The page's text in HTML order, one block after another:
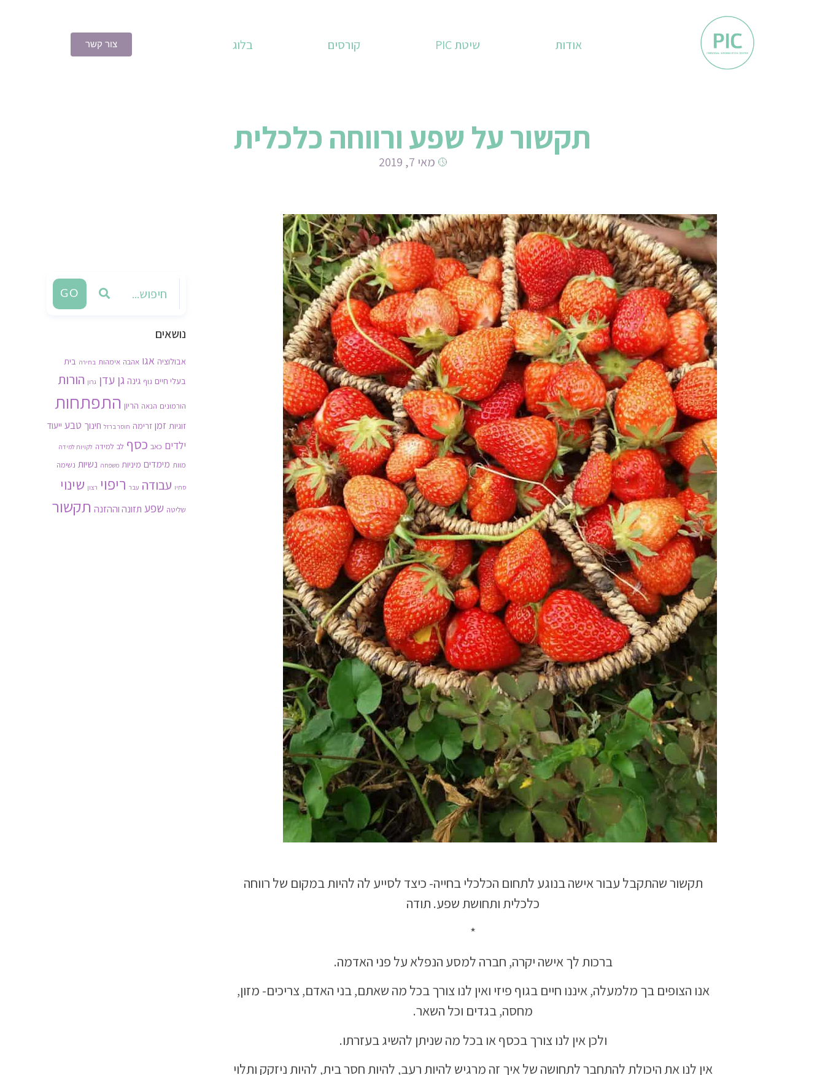
אודות שיטת PIC קורסים בלוג צור קשר
תקשור על שפע ורווחה כלכלית
מאי 7, 2019
תקשור שהתקבל עבור אישה בנוגע לתחום הכלכלי בחייה- כיצד לסייע לה להיות במקום של רווחה
כלכלית ותחושת שפע. תודה
*
ברכות לך אישה יקרה, חברה למסע הנפלא על פני האדמה.
אנו הצופים בך מלמעלה, איננו חיים בגוף פיזי ואין לנו צורך בכל מה שאתם, בני האדם, צריכים- מזון,
מחסה, בגדים וכל השאר.
ולכן אין לנו צורך בכסף או בכל מה שניתן להשיג בעזרתו.
אין לנו את היכולת להתחבר לתחושה של איך זה מרגיש להיות רעב, להיות חסר בית, להיות ניזקק ותלוי
GO
נושאים
אבולוציה אגו אהבה אימהות בחירה בית
בעלי חיים גוף גינה גן עדן גרון הורות
הורמונים הנאה הריון התפתחות
זוגיות זמן זרימה חוסר ברזל חינוך טבע ייעוד
ילדים כאב כסף לב למידה לקויות למידה
מוות מימדים מיניות משפחה נשיות נשימה
סתיו עבודה עבר ריפוי רצון שינוי
שליטה שפע תזונה וההזנה תקשור